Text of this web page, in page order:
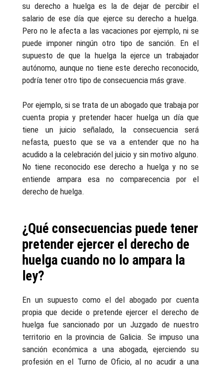
su derecho a huelga es la de dejar de percibir el
salario de ese día que ejerce su derecho a huelga.
Pero no le afecta a las vacaciones por ejemplo, ni se
puede imponer ningún otro tipo de sanción. En el
supuesto de que la huelga la ejerce un trabajador
autónomo, aunque no tiene este derecho reconocido,
podría tener otro tipo de consecuencia más grave.
Por ejemplo, si se trata de un abogado que trabaja por
cuenta propia y pretender hacer huelga un día que
tiene un juicio señalado, la consecuencia será
nefasta, puesto que se va a entender que no ha
acudido a la celebración del juicio y sin motivo alguno.
No tiene reconocido ese derecho a huelga y no se
entiende ampara esa no comparecencia por el
derecho de huelga.
¿Qué consecuencias puede tener
pretender ejercer el derecho de
huelga cuando no lo ampara la
ley?
En un supuesto como el del abogado por cuenta
propia que decide o pretende ejercer el derecho de
huelga fue sancionado por un Juzgado de nuestro
territorio en la provincia de Galicia. Se impuso una
sanción económica a una abogada, ejerciendo su
profesión en el Turno de Oficio, al no acudir a una